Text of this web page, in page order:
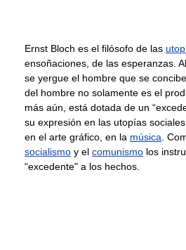
Ernst Bloch es el filósofo de las
ensoñaciones, de las esperanzas.
se yergue el hombre que se
del hombre no solamente es el
más aún, está dotada de un
su expresión en las utopías
en el arte gráfico, en la música .
socialismo y el comunismo los
“excedente" a los hechos.